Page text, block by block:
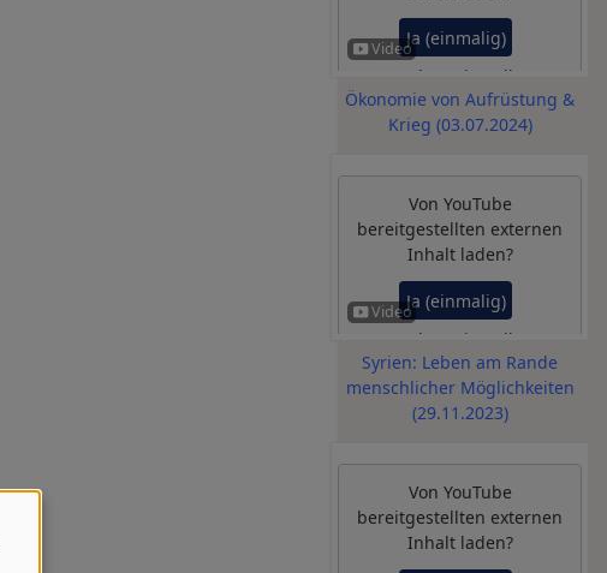
Ja (einmalig)
Datenschutzeinstellungen
verwalten
Ökonomie von Aufrüstung &
Krieg (03.07.2024)
Von YouTube
bereitgestellten externen
Inhalt laden?
Ja (einmalig)
Datenschutzeinstellungen
verwalten
Syrien: Leben am Rande
menschlicher Möglichkeiten
(29.11.2023)
Von YouTube
bereitgestellten externen
Inhalt laden?